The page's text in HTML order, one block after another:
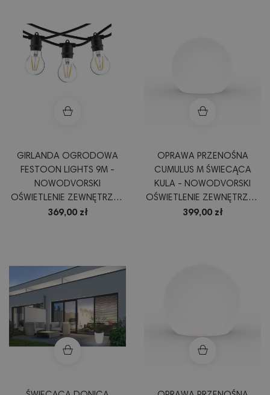
GIRLANDA OGRODOWA
FESTOON LIGHTS 9M -
NOWODVORSKI
OŚWIETLENIE ZEWNĘTRZNE
OPRAWA PRZENOŚNA
369,00 zł
OPRAWA PRZENOŚNA
CUMULUS M ŚWIECĄCA
KULA - NOWODVORSKI
OŚWIETLENIE ZEWNĘTRZNE
DEKORACJA OGRODU
399,00 zł